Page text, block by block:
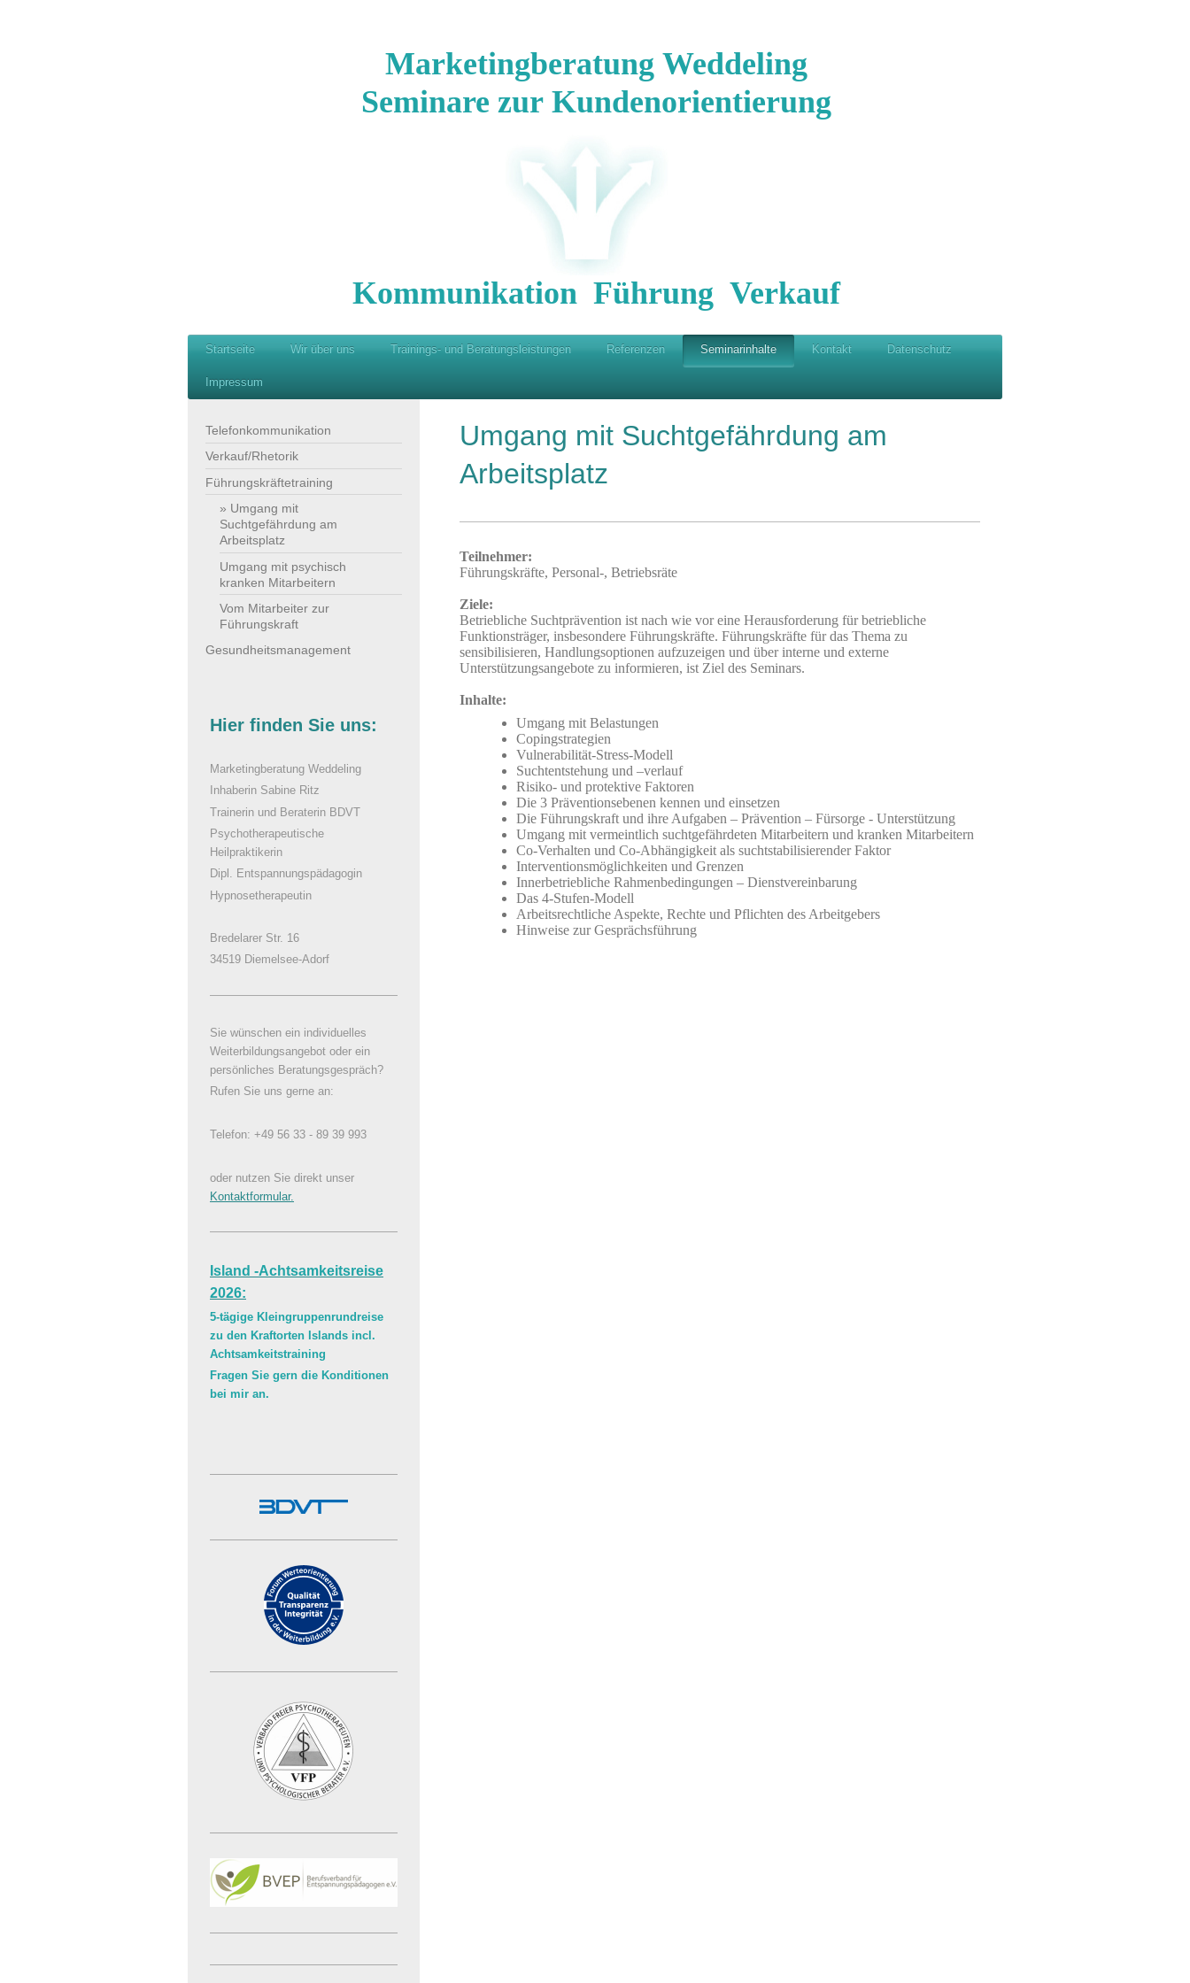
Marketingberatung Weddeling
Seminare zur Kundenorientierung
Kommunikation Führung Verkauf
Startseite Wir über uns Trainings- und Beratungsleistungen Referenzen Seminarinhalte Kontakt Datenschutz
Impressum
Umgang mit Suchtgefährdung am
Arbeitsplatz
Teilnehmer:
Führungskräfte, Personal-, Betriebsräte
Ziele:
Betriebliche Suchtprävention ist nach wie vor eine Herausforderung für betriebliche
Funktionsträger, insbesondere Führungskräfte. Führungskräfte für das Thema zu
sensibilisieren, Handlungsoptionen aufzuzeigen und über interne und externe
Unterstützungsangebote zu informieren, ist Ziel des Seminars.
Inhalte:
Umgang mit Belastungen
Copingstrategien
Vulnerabilität-Stress-Modell
Suchtentstehung und –verlauf
Risiko- und protektive Faktoren
Die 3 Präventionsebenen kennen und einsetzen
Die Führungskraft und ihre Aufgaben – Prävention – Fürsorge - Unterstützung
Umgang mit vermeintlich suchtgefährdeten Mitarbeitern und kranken Mitarbeitern
Co-Verhalten und Co-Abhängigkeit als suchtstabilisierender Faktor
Interventionsmöglichkeiten und Grenzen
Innerbetriebliche Rahmenbedingungen – Dienstvereinbarung
Das 4-Stufen-Modell
Arbeitsrechtliche Aspekte, Rechte und Pflichten des Arbeitgebers
Hinweise zur Gesprächsführung
Telefonkommunikation
Verkauf/Rhetorik
Führungskräftetraining
Umgang mit
Suchtgefährdung am
Arbeitsplatz
Umgang mit psychisch
kranken Mitarbeitern
Vom Mitarbeiter zur
Führungskraft
Gesundheitsmanagement
Hier finden Sie uns:
Marketingberatung Weddeling
Inhaberin Sabine Ritz
Trainerin und Beraterin BDVT
Psychotherapeutische
Heilpraktikerin
Dipl. Entspannungspädagogin
Hypnosetherapeutin
Bredelarer Str. 16
34519 Diemelsee-Adorf
Sie wünschen ein individuelles
Weiterbildungsangebot oder ein
persönliches Beratungsgespräch?
Rufen Sie uns gerne an:
Telefon: +49 56 33 - 89 39 993
oder nutzen Sie direkt unser
Kontaktformular.
Island -Achtsamkeitsreise
2026:
5-tägige Kleingruppenrundreise
zu den Kraftorten Islands incl.
Achtsamkeitstraining
Fragen Sie gern die Konditionen
bei mir an.